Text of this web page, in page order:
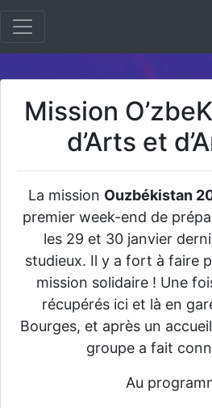
Mission
d’Arts et
La mission Ouzbékistan
premier week-end de
les 29 et 30 janvier
studieux. Il y a fort à faire
mission solidaire ! Une
récupérés ici et là en
Bourges, et après un
groupe a fait
Au